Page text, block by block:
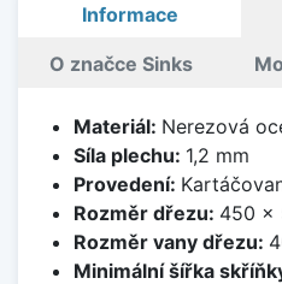
Informace
O značce Sinks
Materiál: Nerezová
Síla plechu: 1,2 mm
Provedení:
Rozměr dřezu: 450 x
Rozměr vany dřezu:
Minimální šířka